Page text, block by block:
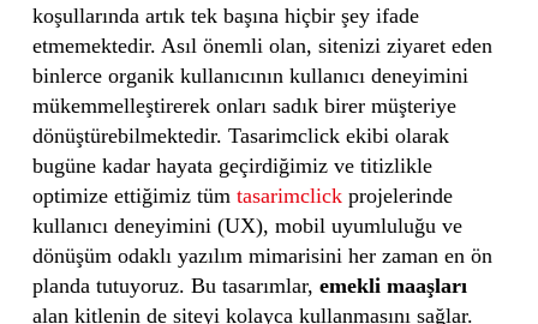
koşullarında artık tek başına hiçbir şey ifade
etmemektedir. Asıl önemli olan, sitenizi ziyaret eden
binlerce organik kullanıcının kullanıcı deneyimini
mükemmelleştirerek onları sadık birer müşteriye
dönüştürebilmektedir. Tasarimclick ekibi olarak
bugüne kadar hayata geçirdiğimiz ve titizlikle
optimize ettiğimiz tüm tasarimclickprojelerinde
kullanıcı deneyimini (UX), mobil uyumluluğu ve
dönüşüm odaklı yazılım mimarisini her zaman en ön
planda tutuyoruz. Bu tasarımlar, emekli maaşları
alan kitlenin de siteyi kolayca kullanmasını sağlar.